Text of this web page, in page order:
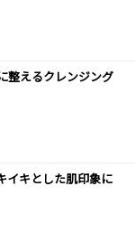
整えるクレンジング
イキとした肌印象に